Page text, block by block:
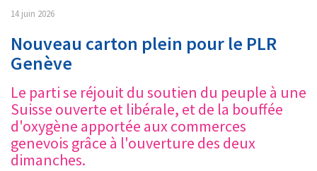
14 juin 2026
Nouveau carton plein pour le PLR
Genève
Le parti se réjouit du soutien du peuple à une
Suisse ouverte et libérale, et de la bouffée
d'oxygène apportée aux commerces
genevois grâce à l'ouverture des deux
dimanches.